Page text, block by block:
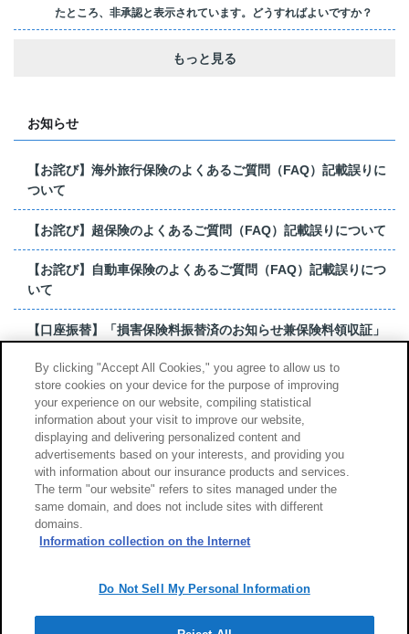
たところ、非承認と表示されています。どうすればよいですか？
もっと見る
お知らせ
【お詫び】海外旅行保険のよくあるご質問（FAQ）記載誤りに
ついて
【お詫び】超保険のよくあるご質問（FAQ）記載誤りについて
【お詫び】自動車保険のよくあるご質問（FAQ）記載誤りにつ
いて
【口座振替】「損害保険料振替済のお知らせ兼保険料領収証」
【お詫び】超保険のよくあるご質問（FAQ）記載誤りについて
もっと見る
サイトのご利用について
勧誘方針
By clicking "Accept All Cookies," you agree to allow us to
store cookies on your device for the purpose of improving
your experience on our website, compiling statistical
information about your visit to improve our website,
displaying and delivering personalized content and
advertisements based on your interests, and providing you
with information about our insurance products and services.
The term "our website" refers to sites managed under the
same domain, and does not include sites with different
domains.
Information collection on the Internet
Do Not Sell My Personal Information